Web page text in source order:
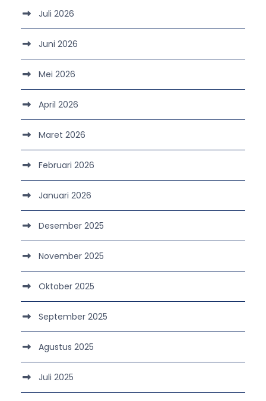
Juli 2026
Juni 2026
Mei 2026
April 2026
Maret 2026
Februari 2026
Januari 2026
Desember 2025
November 2025
Oktober 2025
September 2025
Agustus 2025
Juli 2025